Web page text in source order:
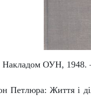
Накладом ОУН, 1948.
Петлюра: Життя і